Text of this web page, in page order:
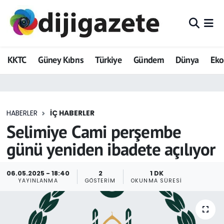
KKTC Güney Kıbrıs Türkiye Gündem Dünya
HABERLER İÇ HABERLER
Selimiye Cami perşembe
günü yeniden ibadete açılıyor
06.05.2025 - 18:40
YAYINLANMA
2
GÖSTERIM
1 DK
OKUNMA SÜRESI
ADVERTORIAL
Dijigazete
Eğitim
Ekonomi
GEZİ
Güncel
Hava Durumu
Trafik Durumu
Tüm Manşetler
Son Dakika Haberleri